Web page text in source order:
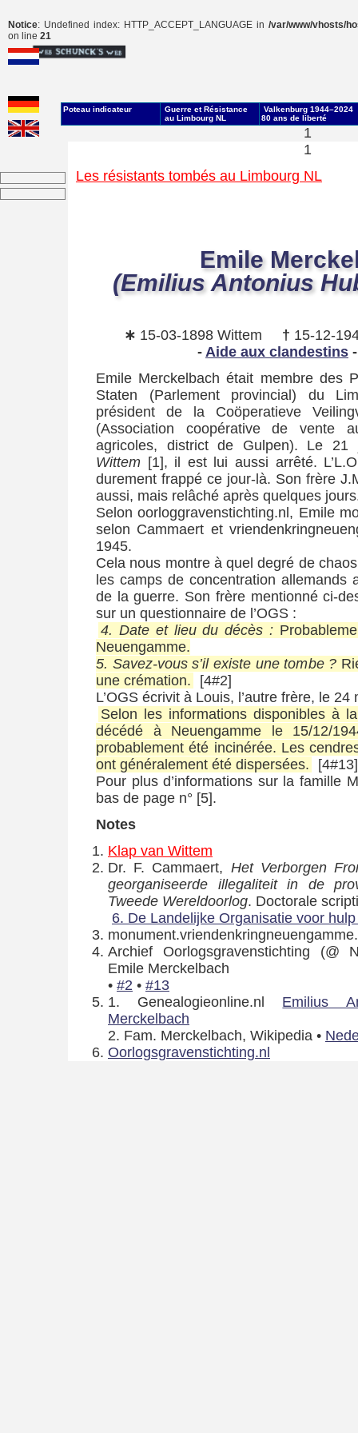
Notice: Undefined index: HTTP_ACCEPT_LANGUAGE in /var/www/vhosts/
on line 21
1
1
Les résistants tombés au Limbourg NL
Emile
(Emilius Antonius
∗ 15-03-1898 Wittem † 15-12-
- Aide aux clandestins
Emile Merckelbach était membre des
Staten (Parlement provincial) du
président de la Coöperatieve
(Association coopérative de vente
agricoles, district de Gulpen). Le
Wittem [1], il est lui aussi arrêté.
durement frappé ce jour-là. Son frère
aussi, mais relâché après quelques
Selon oorloggravenstichting.nl, Emile
selon Cammaert et
1945.
Cela nous montre à quel degré de
les camps de concentration allemands
de la guerre. Son frère mentionné ci-
sur un questionnaire de l’OGS :
4. Date et lieu du décès :
Neuengamme.
5. Savez-vous s’il existe une tombe ?
une crémation.
[4#2]
L’OGS écrivit à Louis, l’autre frère, le 24
Selon les informations disponibles à
décédé à Neuengamme le 15/12/
probablement été incinérée. Les
ont généralement été dispersées.
[4#13]
Pour plus d’informations sur la famille
bas de page n° [5].
Notes
Klap van Wittem
Dr. F. Cammaert, Het Verborgen
georganiseerde illegaliteit in de
Tweede Wereldoorlog. Doctorale
6. De Landelijke Organisatie voor
Archief Oorlogsgravenstichting (@
Emile Merckelbach
• #2 • #13
1. Genealogieonline.nl Emilius
Merckelbach
2. Fam. Merckelbach, Wikipedia •
Oorlogsgravenstichting.nl
Poteau indicateur
Guerre et Résistance
au Limbourg NL
Valkenburg 1944–2024
80 ans de liberté